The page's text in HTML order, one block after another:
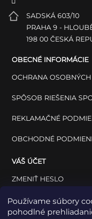
Používame súbory
pohodlné
SADSKÁ 603/10
PRAHA 9 -
198 00 ČESKÁ
OBECNÉ INFORMÁCIE
OCHRANA
SPÔSOB RIEŠENIA
REKLAMAČNÉ
OBCHODNÉ
VÁŠ ÚČET
ZMENIŤ HESLO
VÁŠ PROFIL